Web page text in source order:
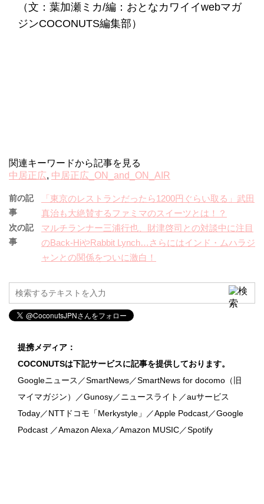
（文：葉加瀬ミカ/編：おとなカワイイwebマガ
ジンCOCONUTS編集部）
関連キーワードから記事を見る
中居正広, 中居正広_ON_and_ON_AIR
前の記
事
「東京のレストランだったら1200円ぐらい取る」武田
真治も大絶賛するファミマのスイーツとは！？
次の記
事
マルチランナー三浦行也、財津啓司との対談中に注目
のBack-HiやRabbit Lynch…さらにはインド・ムハラジ
ャンとの関係をついに激白！
提携メディア：
COCONUTSは下記サービスに記事を提供しております。
Googleニュース／SmartNews／SmartNews for docomo（旧
マイマガジン）／Gunosy／ニュースライト／auサービス
Today／NTTドコモ「Merkystyle」／Apple Podcast／Google
Podcast ／Amazon Alexa／Amazon MUSIC／Spotify